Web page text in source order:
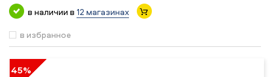
в наличии в 12 магазинах
в избранное
45%